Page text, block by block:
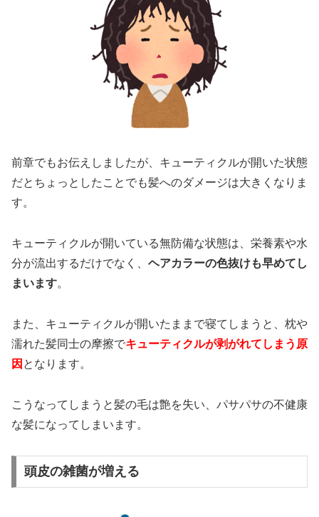
前章でもお伝えしましたが、キューティクルが開いた状態
だとちょっとしたことでも髪へのダメージは大きくなりま
す。
キューティクルが開いている無防備な状態は、栄養素や水
分が流出するだけでなく、 ヘアカラーの色抜けも早めてし
まいます。
また、キューティクルが開いたままで寝てしまうと、枕や
濡れた髪同士の摩擦でキューティクルが剥がれてしまう原
因 となります。
こうなってしまうと髪の毛は艶を失い、パサパサの不健康
な髪になってしまいます。
頭皮の雑菌が増える